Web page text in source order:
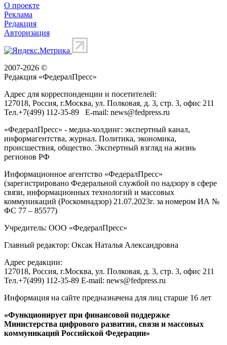
О проекте
Реклама
Редакция
Авторизация
2007-2026 ©
Редакция «ФедералПресс»
Адрес для корреспонденции и посетителей:
127018, Россия, г.Москва, ул. Полковая, д. 3, стр. 3, офис 211
Тел.+7(499) 112-35-89 E-mail: news@fedpress.ru
«ФедералПресс» - медиа-холдинг: экспертный канал,
информагентства, журнал. Политика, экономика,
происшествия, общество. Экспертный взгляд на жизнь
регионов РФ
Информационное агентство «ФедералПресс»
(зарегистрировано Федеральной службой по надзору в сфере
связи, информационных технологий и массовых
коммуникаций (Роскомнадзор) 21.07.2023г. за номером ИА №
ФС 77 – 85577)
Учредитель: ООО «ФедералПресс»
Главный редактор: Оксак Наталья Александровна
Адрес редакции:
127018, Россия, г.Москва, ул. Полковая, д. 3, стр. 3, офис 211
Тел.+7(499) 112-35-89 E-mail: news@fedpress.ru
Информация на сайте предназначена для лиц старше 16 лет
«Функционирует при финансовой поддержке
Министерства цифрового развития, связи и массовых
коммуникаций Российской Федерации»